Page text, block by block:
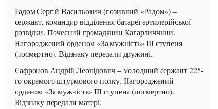
Радом Сергій Васильович (позивний «Радом») –
сержант, командир відділення батареї артилерійської
розвідки. Почесний громадянин Кагарличчини.
Нагороджений орденом «За мужність» III ступеня
(посмертно). Відзнаку передали дружині.
Сафронов Андрій Леонідович – молодший сержант 225-
го окремого штурмового полку. Нагороджений
орденом «За мужність» III ступеня (посмертно).
Відзнаку передали матері.